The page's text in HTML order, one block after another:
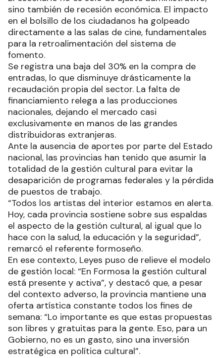
sino también de recesión económica. El impacto
en el bolsillo de los ciudadanos ha golpeado
directamente a las salas de cine, fundamentales
para la retroalimentación del sistema de
fomento.
Se registra una baja del 30% en la compra de
entradas, lo que disminuye drásticamente la
recaudación propia del sector. La falta de
financiamiento relega a las producciones
nacionales, dejando el mercado casi
exclusivamente en manos de las grandes
distribuidoras extranjeras.
Ante la ausencia de aportes por parte del Estado
nacional, las provincias han tenido que asumir la
totalidad de la gestión cultural para evitar la
desaparición de programas federales y la pérdida
de puestos de trabajo.
“Todos los artistas del interior estamos en alerta.
Hoy, cada provincia sostiene sobre sus espaldas
el aspecto de la gestión cultural, al igual que lo
hace con la salud, la educación y la seguridad”,
remarcó el referente formoseño.
En ese contexto, Leyes puso de relieve el modelo
de gestión local: “En Formosa la gestión cultural
está presente y activa”, y destacó que, a pesar
del contexto adverso, la provincia mantiene una
oferta artística constante todos los fines de
semana: “Lo importante es que estas propuestas
son libres y gratuitas para la gente. Eso, para un
Gobierno, no es un gasto, sino una inversión
estratégica en política cultural”.